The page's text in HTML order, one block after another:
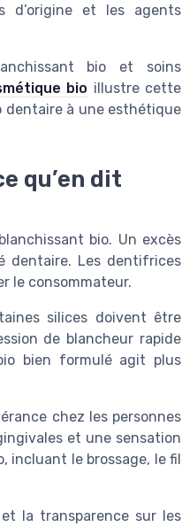
d’origine et les agents
bio et soins
bio illustre cette
dentaire à une esthétique
qu’en dit
bio. Un excès
dentaire. Les dentifrices
le consommateur.
silices doivent être
de blancheur rapide
bien formulé agit plus
chez les personnes
et une sensation
incluant le brossage, le fil
la transparence sur les